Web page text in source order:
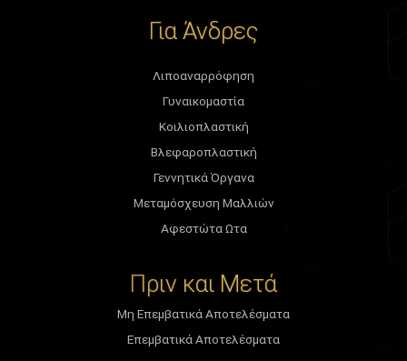
Για Άνδρες
Λιποαναρρόφηση
Γυναικομαστία
Κοιλιοπλαστική
Βλεφαροπλαστική
Γεννητικά Όργανα
Μεταμόσχευση Μαλλιών
Αφεστώτα Ωτα
Πριν και Μετά
Μη Επεμβατικά Αποτελέσματα
Επεμβατικά Αποτελέσματα